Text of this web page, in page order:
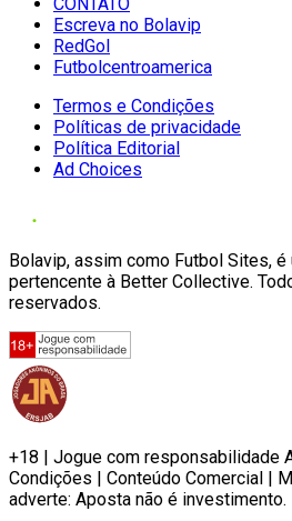
Escreva no Bolavip
RedGol
Futbolcentroamerica
Termos e Condições
Políticas de privacidade
Política Editorial
Ad Choices
Bolavip, assim como Futbol Sites, é
pertencente à Better Collective.
reservados.
+18 | Jogue com responsabilidade
Condições | Conteúdo Comercial |
adverte: Aposta não é investimento.